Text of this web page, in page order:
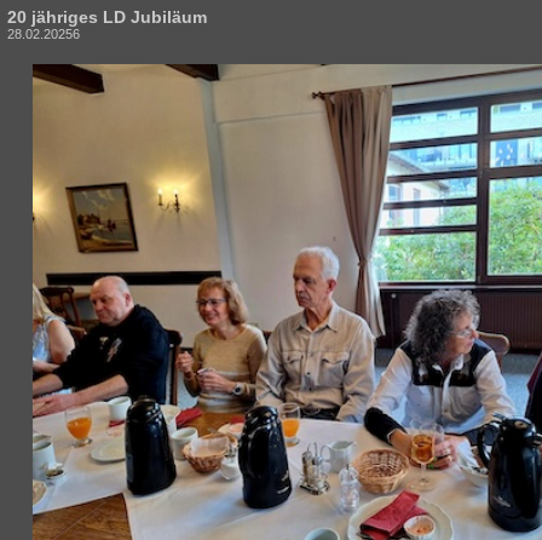
20 jähriges LD Jubiläum
28.02.20256